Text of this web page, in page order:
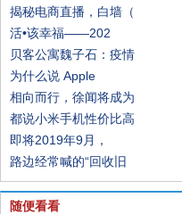
揭秘电商直播，白墙（
活•该幸福——202
贝客公寓魏子石：疫情
为什么说 Apple
相向而行，徐闻将成为
都说小米手机性价比高
即将2019年9月，
路边经常喊的“回收旧
随便看看